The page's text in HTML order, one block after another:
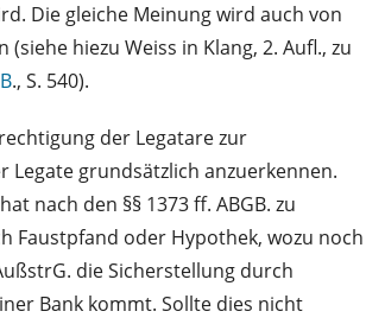
Die gleiche Meinung wird auch von
hiezu Weiss in Klang, 2. Aufl., zu
., S. 540).
der Legatare zur
Legate grundsätzlich anzuerkennen.
nach den §§ 1373 ff. ABGB. zu
Faustpfand oder Hypothek, wozu noch
die Sicherstellung durch
Bank kommt. Sollte dies nicht